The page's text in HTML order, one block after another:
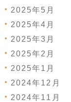
2025年5月
2025年4月
2025年3月
2025年2月
2025年1月
2024年12月
2024年11月